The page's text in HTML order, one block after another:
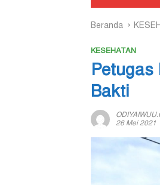
Beranda
KESEHATAN
Petugas
Bakti
26 Mei 2021